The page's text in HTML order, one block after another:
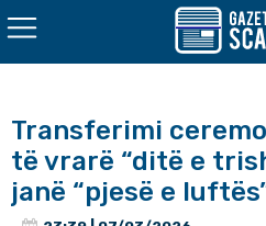
Transferimi
të vrarë “ditë e
janë “pjesë e